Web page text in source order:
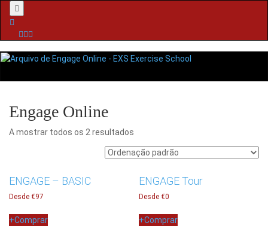
Menu
Engage Online
A mostrar todos os 2 resultados
ENGAGE – BASIC
Desde €97
+Comprar
ENGAGE Tour
Desde €0
+Comprar